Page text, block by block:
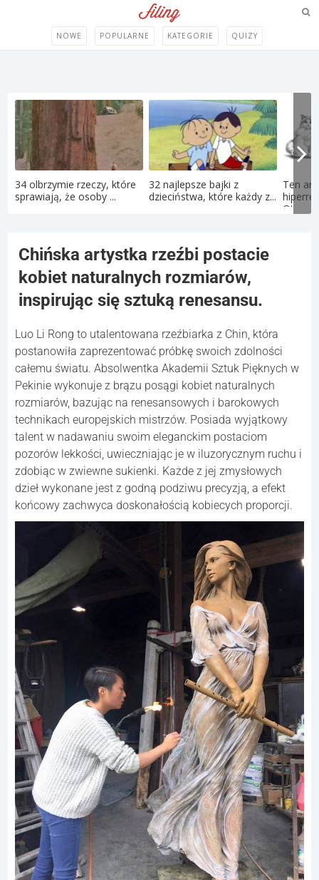
NOWE POPULARNE KATEGORIE QUIZY
34 olbrzymie rzeczy, które
sprawiają, że osoby ...
32 najlepsze bajki z
dzieciństwa, które każdy z...
Ten
Oto...
Chińska artystka rzeźbi postacie
kobiet naturalnych rozmiarów,
inspirując się sztuką renesansu.
Luo Li Rong to utalentowana rzeźbiarka z Chin, która
postanowiła zaprezentować próbkę swoich zdolności
całemu światu. Absolwentka Akademii Sztuk Pięknych w
Pekinie wykonuje z brązu posągi kobiet naturalnych
rozmiarów, bazując na renesansowych i barokowych
technikach europejskich mistrzów. Posiada wyjątkowy
talent w nadawaniu swoim eleganckim postaciom
pozorów lekkości, uwieczniając je w iluzorycznym ruchu i
zdobiąc w zwiewne sukienki. Każde z jej zmysłowych
dzieł wykonane jest z godną podziwu precyzją, a efekt
końcowy zachwyca doskonałością kobiecych proporcji.